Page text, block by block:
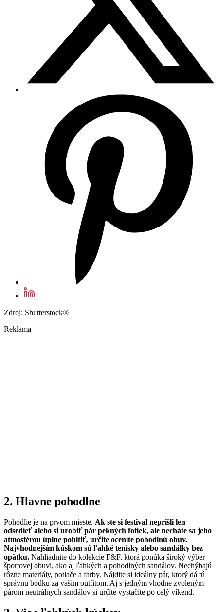
Zdroj: Shutterstock®
Reklama
2. Hlavne pohodlne
Pohodlie je na prvom mieste. Ak ste si festival neprišli len
odsedieť alebo si urobiť pár pekných fotiek, ale necháte sa jeho
atmosférou úplne pohltiť, určite oceníte pohodlnú obuv.
Najvhodnejším kúskom sú ľahké tenisky alebo sandálky bez
opätku. Nahliadnite do kolekcie F&F, ktorá ponúka široký výber
športovej obuvi, ako aj ľahkých a pohodlných sandálov. Nechýbajú
rôzne materiály, potlače a farby. Nájdite si ideálny pár, ktorý dá tú
správnu bodku za vašim outfitom. Aj s jedným vhodne zvoleným
párom neutrálnych sandálov si určite vystačíte po celý víkend.